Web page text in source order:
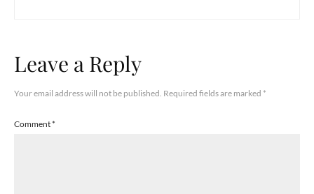
Leave a Reply
Your email address will not be published. Required fields are marked *
Comment*